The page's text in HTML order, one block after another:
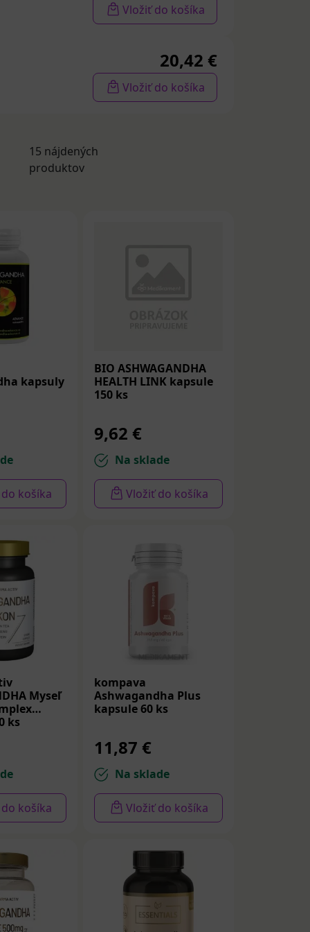
a hladiny
v krvi,
a vďaka
vyrovnať
ohrozujú túto
ktoré sú
účinok,
neurózy
pohodu.
silu a
anabolický
znižuje
a
patria
Vložiť do košíka
20,42 €
Vložiť do košíka
15 nájdených
produktov
kapsuly
košíka
BIO ASHWAGANDHA
HEALTH LINK kapsule
150 ks
9,62 €
Na sklade
Vložiť do košíka
Myseľ
ks
košíka
kompava
Ashwagandha Plus
kapsule 60 ks
11,87 €
Na sklade
Vložiť do košíka